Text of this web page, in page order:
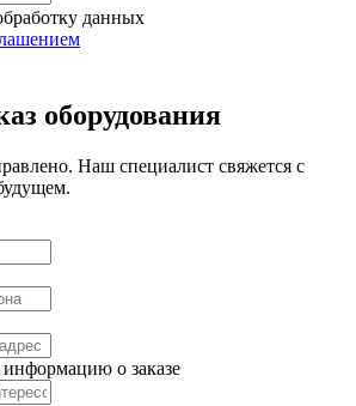
данных
оборудования
Наш специалист свяжется с
о заказе